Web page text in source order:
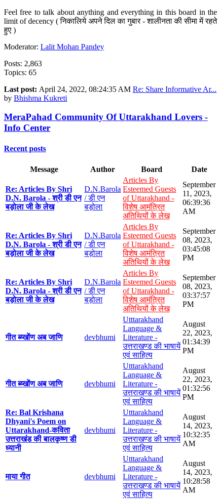
Feel free to talk about anything and everything in this board in the
limit of decency ( निकालिये अपने दिल का गुबार - शालीनता की सीमा में रहते
हुए )
Moderator: Lalit Mohan Pandey
Posts: 2,863
Topics: 65
Last post: April 24, 2022, 08:24:35 AM Re: Share Informative Ar...
by Bhishma Kukreti
MeraPahad Community Of Uttarakhand Lovers -
Info Center
Recent posts
Message Author Board Date
Re: Articles By Shri
D.N. Barola - श्री डी एन
बड़ोला जी के लेख
D.N.Barola
/ डी एन
बड़ोला
Articles By
Esteemed Guests
of Uttarakhand -
विशेष आमंत्रित
अतिथियों के लेख
September
11, 2023,
06:39:36
AM
Re: Articles By Shri
D.N. Barola - श्री डी एन
बड़ोला जी के लेख
D.N.Barola
/ डी एन
बड़ोला
Articles By
Esteemed Guests
of Uttarakhand -
विशेष आमंत्रित
अतिथियों के लेख
September
08, 2023,
03:45:08
PM
Re: Articles By Shri
D.N. Barola - श्री डी एन
बड़ोला जी के लेख
D.N.Barola
/ डी एन
बड़ोला
Articles By
Esteemed Guests
of Uttarakhand -
विशेष आमंत्रित
अतिथियों के लेख
September
08, 2023,
03:37:57
PM
गीत ब्य्खोंण अब जाणि devbhumi
Utttarakhand
Language &
Literature -
उत्तराखण्ड की भाषायें
एवं साहित्य
August
22, 2023,
01:34:39
PM
गीत ब्य्खोंण अब जाणि devbhumi
Utttarakhand
Language &
Literature -
उत्तराखण्ड की भाषायें
एवं साहित्य
August
22, 2023,
01:32:56
PM
Re: Bal Krishana
Dhyani's Poem on
Uttarakhand-कविता
उत्तराखंड की बालकृष्ण डी
ध्यानी
devbhumi
Utttarakhand
Language &
Literature -
उत्तराखण्ड की भाषायें
एवं साहित्य
August
14, 2023,
10:32:35
AM
माया गीत devbhumi
Utttarakhand
Language &
Literature -
उत्तराखण्ड की भाषायें
एवं साहित्य
August
14, 2023,
10:28:58
AM